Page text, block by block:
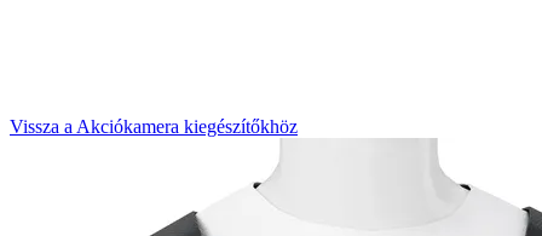
Vissza a Akciókamera kiegészítőkhöz